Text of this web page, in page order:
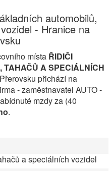
automobilů,
- Hranice na
místa ŘIDIČI
A SPECIÁLNÍCH
přichází na
- zaměstnavatel AUTO -
mzdy za (40
.
a speciálních vozidel